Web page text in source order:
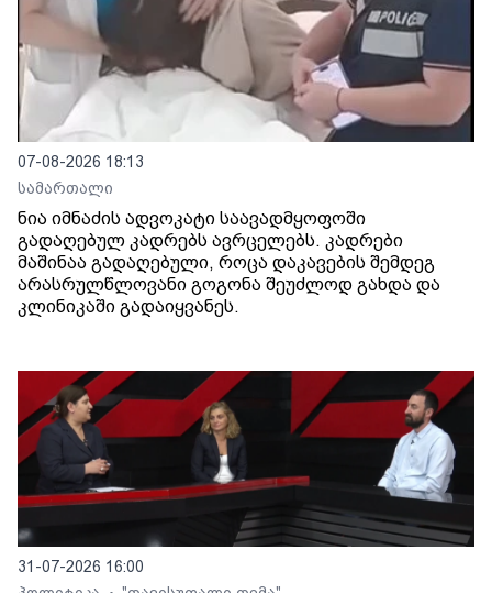
07-08-2026 18:13
სამართალი
ნია იმნაძის ადვოკატი საავადმყოფოში
გადაღებულ კადრებს ავრცელებს. კადრები
მაშინაა გადაღებული, როცა დაკავების შემდეგ
არასრულწლოვანი გოგონა შეუძლოდ გახდა და
კლინიკაში გადაიყვანეს.
31-07-2026 16:00